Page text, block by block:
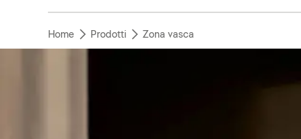
Home Prodotti Zona vasca